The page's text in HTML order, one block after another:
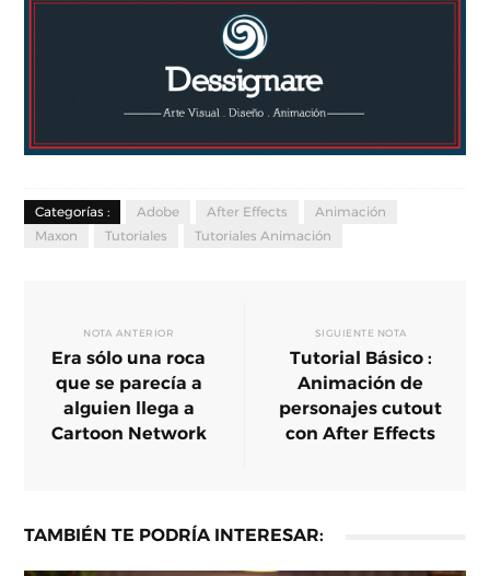
Categorías : Adobe After Effects
Animación
Maxon
Tutoriales Tutoriales Animación
NOTA ANTERIOR
Era sólo una roca
que se parecía a
alguien llega a
Cartoon Network
SIGUIENTE NOTA
Tutorial Básico :
Animación de
personajes cutout
con After Effects
TAMBIÉN TE PODRÍA INTERESAR: